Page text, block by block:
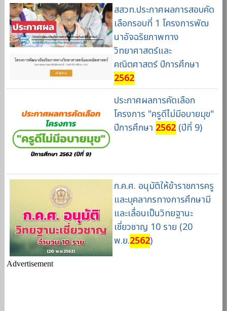
สสวท.ประกาศผลการสอบคัด
เลือกรอบที่ 1 โครงการพัฒ
นาอัจฉริยภาพทาง
วิทยาศาสตร์และ
คณิตศาสตร์ ปีการศึกษา
2562
ประกาศผลการคัดเลือก
โครงการ "ครูดีไม่มีอบายมุข"
ปีการศึกษา 2562(ปีที่ 9)
ก.ค.ศ. อนุมัติให้ข้าราชการครู
และบุคลากรทางการศึกษามี
และเลื่อนเป็นวิทยฐานะ
เชี่ยวชาญ 10 ราย (20
พ.ย.2562)
Advertisement